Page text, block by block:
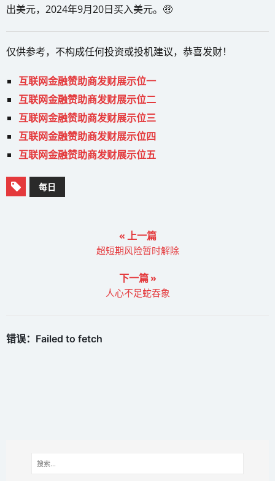
出美元，2024年9月20日买入美元。🤑
仅供参考，不构成任何投资或投机建议，恭喜发财！
互联网金融赞助商发财展示位一
互联网金融赞助商发财展示位二
互联网金融赞助商发财展示位三
互联网金融赞助商发财展示位四
互联网金融赞助商发财展示位五
每日
« 上一篇
超短期风险暂时解除
下一篇 »
人心不足蛇吞象